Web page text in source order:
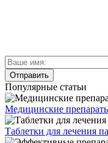
Популярные статьи
Медицинские
Таблетки для лечения